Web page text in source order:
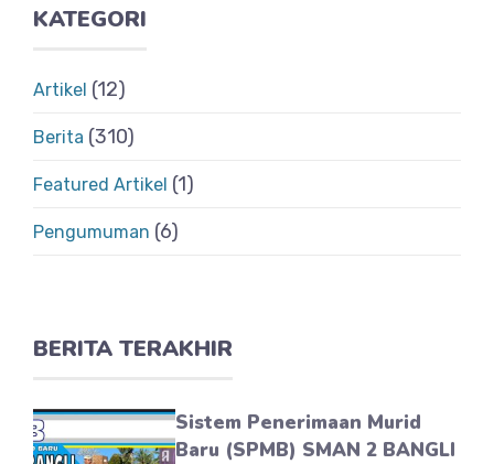
KATEGORI
Artikel (12)
Berita (310)
Featured Artikel (1)
Pengumuman (6)
BERITA TERAKHIR
Sistem Penerimaan Murid
Baru (SPMB) SMAN 2 BANGLI